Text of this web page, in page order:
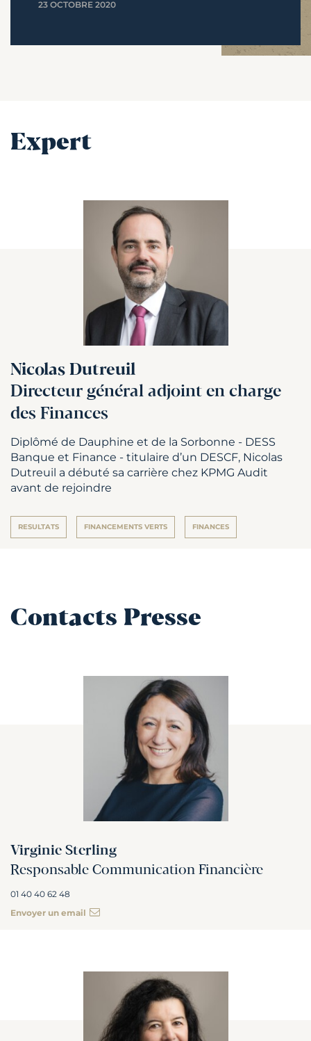
23 OCTOBRE 2020
Expert
Nicolas Dutreuil
Directeur général adjoint en charge
des Finances
Diplômé de Dauphine et de la Sorbonne - DESS
Banque et Finance - titulaire d’un DESCF, Nicolas
Dutreuil a débuté sa carrière chez KPMG Audit
avant de rejoindre
RESULTATS FINANCEMENTS VERTS FINANCES
Contacts Presse
Virginie Sterling
Responsable Communication Financière
01 40 40 62 48
Envoyer un email